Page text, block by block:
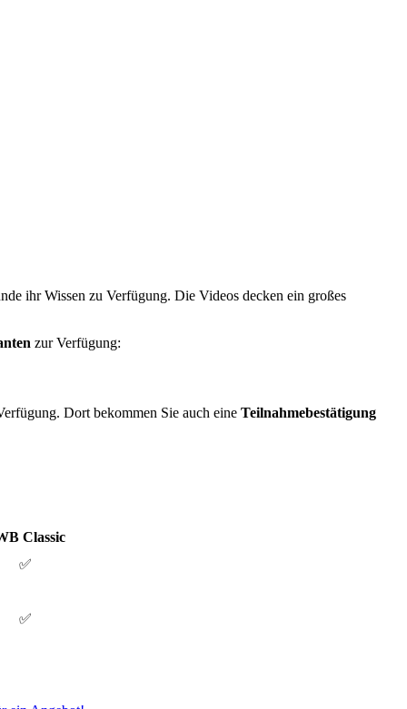
ihr Wissen zu Verfügung. Die Videos decken ein großes
zur Verfügung:
Dort bekommen Sie auch eine Teilnahmebestätigung
Classic
✅
✅